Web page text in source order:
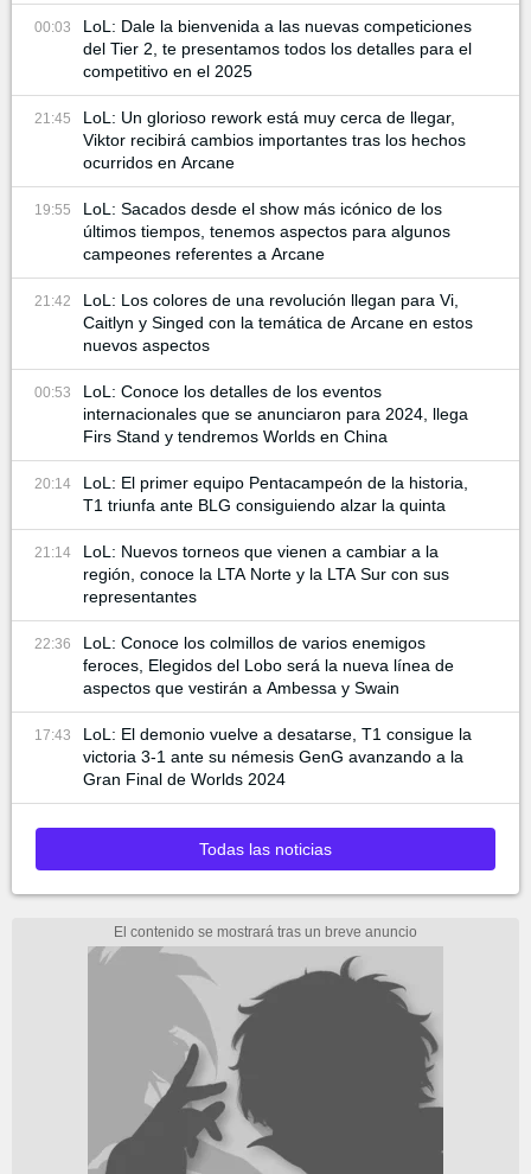
00:03
LoL: Dale la bienvenida a las nuevas competiciones
del Tier 2, te presentamos todos los detalles para el
competitivo en el 2025
21:45
LoL: Un glorioso rework está muy cerca de llegar,
Viktor recibirá cambios importantes tras los hechos
ocurridos en Arcane
19:55
LoL: Sacados desde el show más icónico de los
últimos tiempos, tenemos aspectos para algunos
campeones referentes a Arcane
21:42
LoL: Los colores de una revolución llegan para Vi,
Caitlyn y Singed con la temática de Arcane en estos
nuevos aspectos
00:53
LoL: Conoce los detalles de los eventos
internacionales que se anunciaron para 2024, llega
Firs Stand y tendremos Worlds en China
20:14
LoL: El primer equipo Pentacampeón de la historia,
T1 triunfa ante BLG consiguiendo alzar la quinta
21:14
LoL: Nuevos torneos que vienen a cambiar a la
región, conoce la LTA Norte y la LTA Sur con sus
representantes
22:36
LoL: Conoce los colmillos de varios enemigos
feroces, Elegidos del Lobo será la nueva línea de
aspectos que vestirán a Ambessa y Swain
17:43
LoL: El demonio vuelve a desatarse, T1 consigue la
victoria 3-1 ante su némesis GenG avanzando a la
Gran Final de Worlds 2024
Todas las noticias